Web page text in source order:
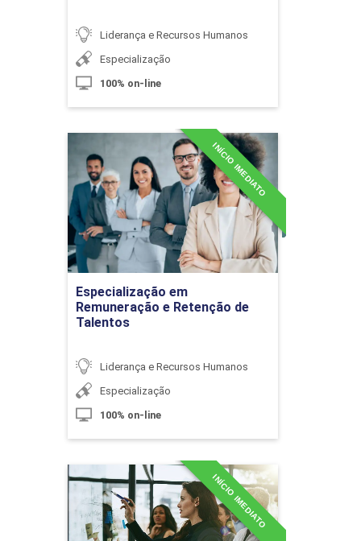
10h
Retenção de Talentos
10h
Comunicação Assertiva e
Interpessoal
10h
Planejamento Estratégico
Organizacional e em Gestão de
Pessoas
Liderança e Recursos Humanos
Especialização
100% on-line
Especialização em
Remuneração e Retenção de
Talentos
INÍCIO IMEDIATO
Liderança e Recursos Humanos
Especialização
100% on-line
Especialização em
Remuneração e Retenção
de Talentos
Detalhes do curso
INÍCIO IMEDIATO
MBA em Coaching e
Liderança
Detalhes do curso